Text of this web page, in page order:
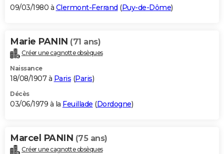
09/03/1980 à Clermont-Ferrand (Puy-de-Dôme)
Marie PANIN (71 ans)
Créer une cagnotte obsèques
Naissance
18/08/1907 à Paris (Paris)
Décès
03/06/1979 à la Feuillade (Dordogne)
Marcel PANIN (75 ans)
Créer une cagnotte obsèques